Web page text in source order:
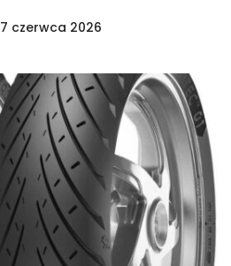
7 czerwca 2026